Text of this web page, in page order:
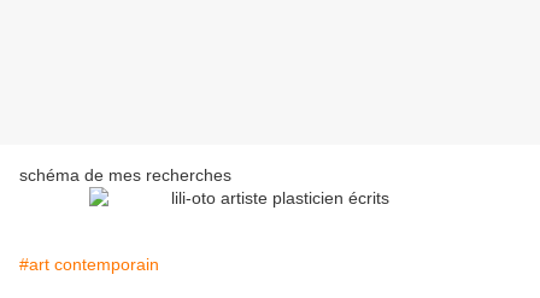
schéma de mes recherches
#art contemporain